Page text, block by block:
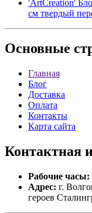
'ArtCreation'
см твердый
Основные
Главная
Блог
Доставка
Оплата
Контакты
Карта сайта
Контактная
Рабочие часы:
Адрес: г.
героев